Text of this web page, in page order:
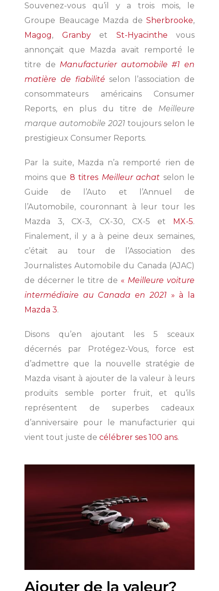
Souvenez-vous qu’il y a trois mois, le
Groupe Beaucage Mazda de Sherbrooke,
Magog, Granbyet St-Hyacinthe vous
annonçait que Mazda avait remporté le
titre de Manufacturier automobile #1 en
matière de fiabilité selon l’association de
consommateurs américains Consumer
Reports, en plus du titre de Meilleure
marque automobile 2021 toujours selon le
prestigieux Consumer Reports.
Par la suite, Mazda n’a remporté rien de
moins que 8 titres Meilleur achat selon le
Guide de l’Auto et l’Annuel de
l’Automobile, couronnant à leur tour les
Mazda 3, CX-3, CX-30, CX-5 et
MX-5.
Finalement, il y a à peine deux semaines,
c’était au tour de l’Association des
Journalistes Automobile du Canada (AJAC)
de décerner le titre de « Meilleure voiture
intermédiaire au Canada en 2021» à la
Mazda 3.
Disons qu’en ajoutant les 5 sceaux
décernés par Protégez-Vous, force est
d’admettre que la nouvelle stratégie de
Mazda visant à ajouter de la valeur à leurs
produits semble porter fruit, et qu’ils
représentent de superbes cadeaux
d’anniversaire pour le manufacturier qui
vient tout juste de célébrer ses 100 ans.
Ajouter de la valeur?